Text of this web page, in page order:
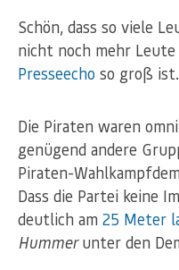
Schön, dass so viele
nicht noch mehr Leute
Presseecho so groß ist.
Die Piraten waren
genügend andere
Piraten-
Dass die Partei keine
deutlich am 25 Meter
Hummerunter den